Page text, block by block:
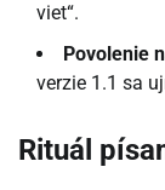
viet“.
Povolenie
verzie 1.1 sa
Rituál